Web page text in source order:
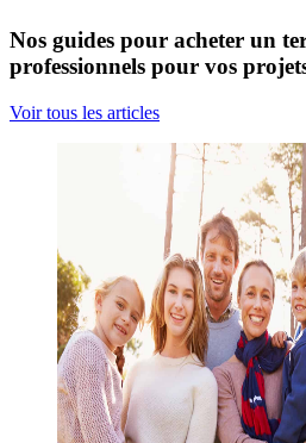
Nos guides pour acheter un
professionnels pour vos
Voir tous les articles